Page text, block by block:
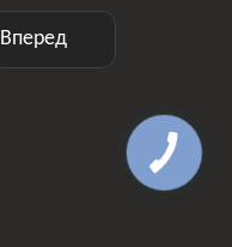
Вперед